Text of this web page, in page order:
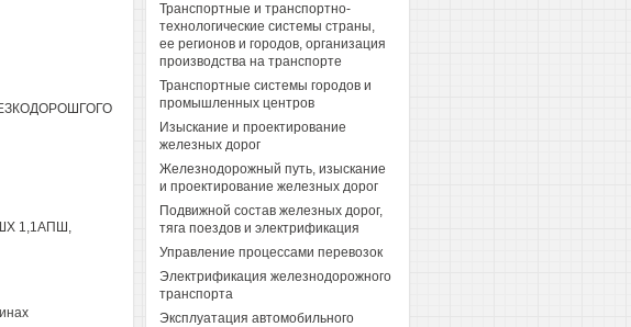
1,1АПШ,
Транспортные и транспортно-
технологические системы страны,
ее регионов и городов, организация
производства на транспорте
Транспортные системы городов и
промышленных центров
Изыскание и проектирование
железных дорог
Железнодорожный путь, изыскание
и проектирование железных дорог
Подвижной состав железных дорог,
тяга поездов и электрификация
Управление процессами перевозок
Электрификация железнодорожного
транспорта
Эксплуатация автомобильного